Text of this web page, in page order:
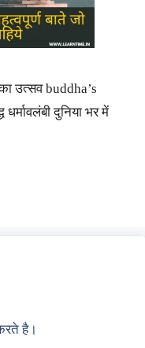
उत्सव buddha’s
दुनिया भर में
है।